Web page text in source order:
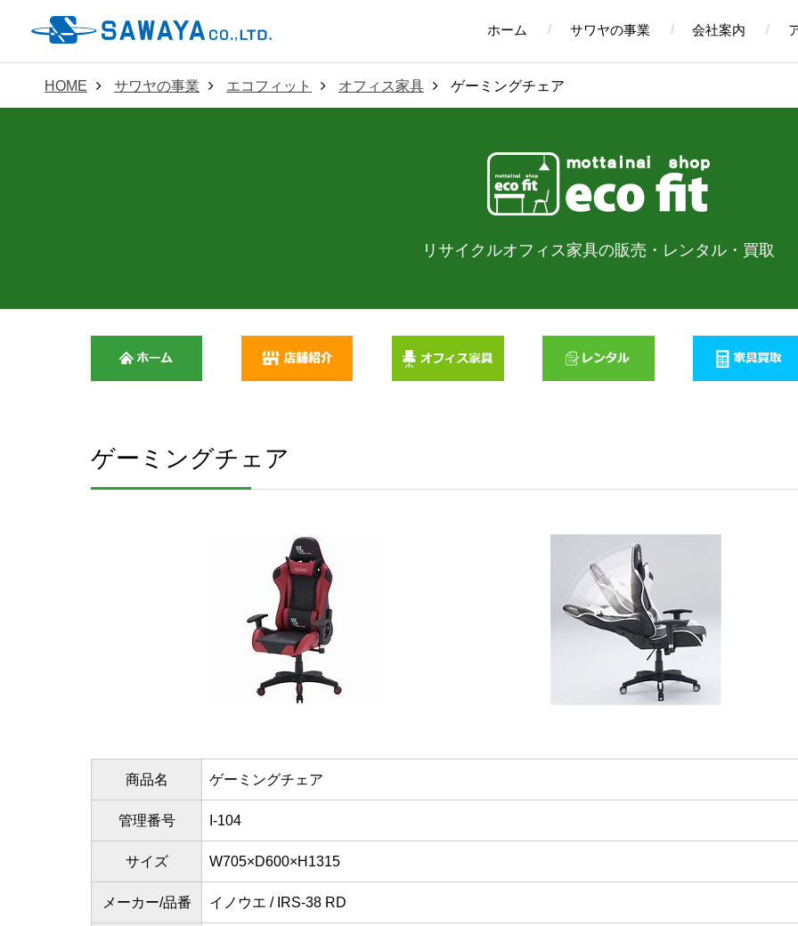
ホーム サワヤの事業 会社案内
HOME サワヤの事業 エコフィット オフィス家具 ゲーミングチェア
リサイクルオフィス家具の販売・ レンタル・買取
ゲーミングチェア
商品名 ゲーミングチェア
管理番号 I-104
サイズ W705×D600×H1315
メーカー/品番 イノウエ / IRS-38 RD